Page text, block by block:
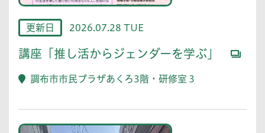
更新日 2026.07.28 TUE
講座「推し活からジェンダーを学ぶ」
調布市市民プラザあくろ3階・研修室３